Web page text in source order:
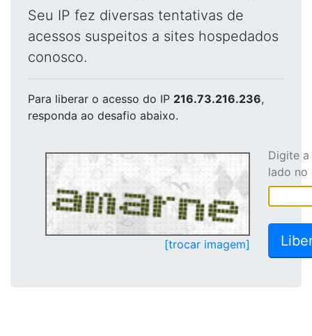
Seu IP fez diversas tentativas de
acessos suspeitos a sites hospedados
conosco.
Para liberar o acesso do IP 216.73.216.236,
responda ao desafio abaixo.
[trocar imagem]
Digite
lado no